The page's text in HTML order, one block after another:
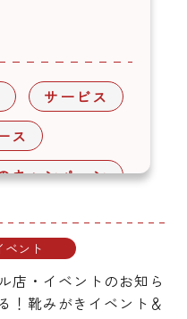
サービス
ス
キャンペーン
ベント
店・イベントのお知ら
！靴みがきイベント＆